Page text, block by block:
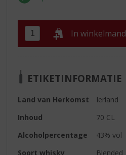
In winkelmand
ETIKETINFORMATIE
Land van Herkomst
Ierland
Inhoud
70 CL
Alcoholpercentage
43% vol
Soort whisky
Blended